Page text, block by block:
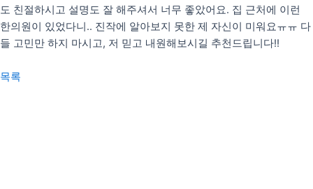
리얼후기
사진후기
자필후기
도 친절하시고 설명도 잘 해주셔서 너무 좋았어요. 집 근처에 이런
한의원이 있었다니.. 진작에 알아보지 못한 제 자신이 미워요ㅠㅠ 다
들 고민만 하지 마시고, 저 믿고 내원해보시길 추천드립니다!!
목록